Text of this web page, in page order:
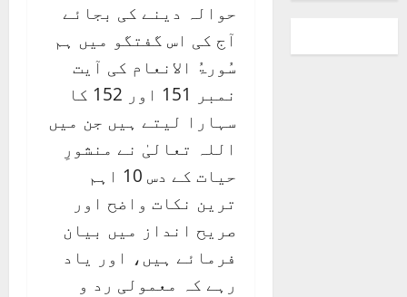
حوالہ دینے کی بجائے
آج کی اس گفتگو میں ہم
سُورۃُ الانعام کی آیت
نمبر 151 اور 152 کا
سہارا لیتے ہیں جن میں
اللہ تعالیٰ نے منشورِ
حیات کے دس 10 اہم
ترین نکات واضح اور
صریح انداز میں بیان
فرمائے ہیں، اور یاد
رہے کہ معمولی رد و